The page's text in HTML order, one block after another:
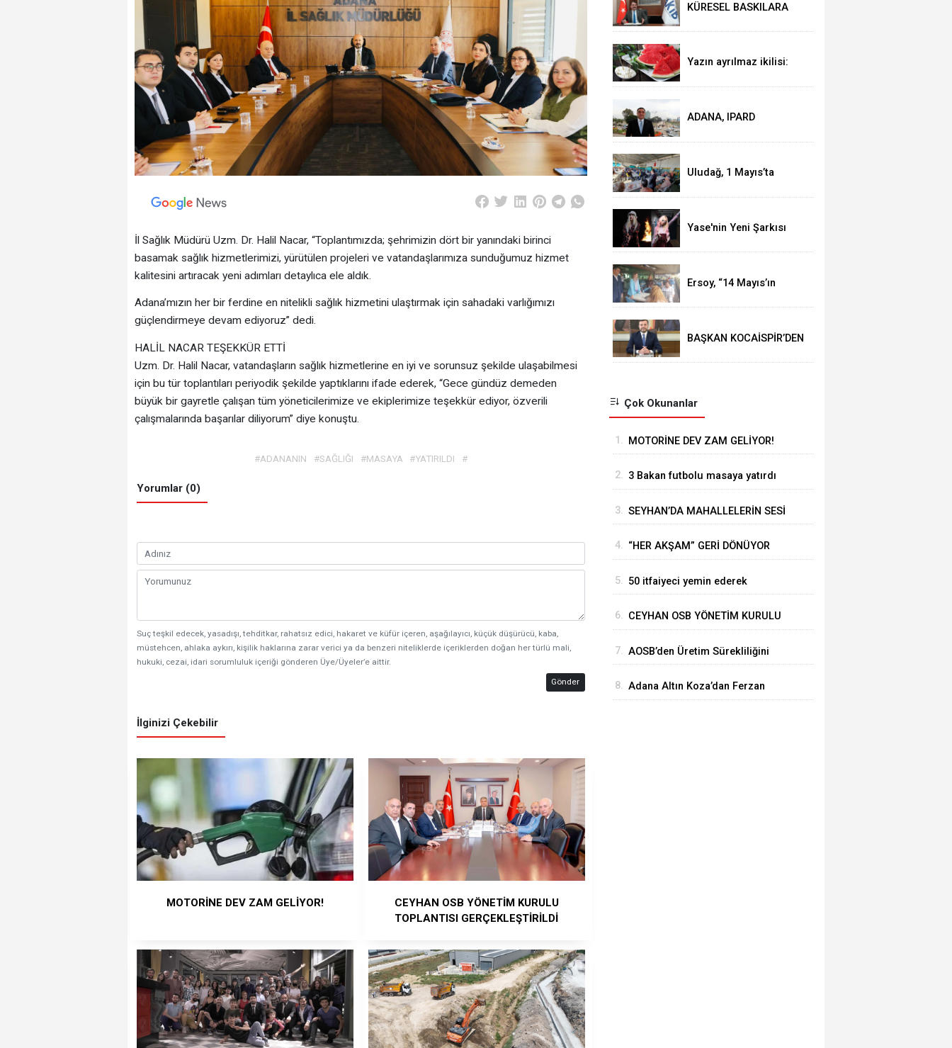
İl Sağlık Müdürü Uzm. Dr. Halil Nacar, “Toplantımızda; şehrimizin dört bir yanındaki birinci
basamak sağlık hizmetlerimizi, yürütülen projeleri ve vatandaşlarımıza sunduğumuz hizmet
kalitesini artıracak yeni adımları detaylıca ele aldık.
Adana’mızın her bir ferdine en nitelikli sağlık hizmetini ulaştırmak için sahadaki varlığımızı
güçlendirmeye devam ediyoruz” dedi.
HALİL NACAR TEŞEKKÜR ETTİ
Uzm. Dr. Halil Nacar, vatandaşların sağlık hizmetlerine en iyi ve sorunsuz şekilde ulaşabilmesi
için bu tür toplantıları periyodik şekilde yaptıklarını ifade ederek, “Gece gündüz demeden
büyük bir gayretle çalışan tüm yöneticilerimize ve ekiplerimize teşekkür ediyor, özverili
çalışmalarında başarılar diliyorum” diye konuştu.
#ADANANIN #SAĞLIĞI #MASAYA #YATIRILDI #
Yorumlar (0)
Suç teşkil edecek, yasadışı, tehditkar, rahatsız edici, hakaret ve küfür içeren, aşağılayıcı, küçük düşürücü, kaba,
müstehcen, ahlaka aykırı, kişilik haklarına zarar verici ya da benzeri niteliklerde içeriklerden doğan her türlü mali,
hukuki, cezai, idari sorumluluk içeriği gönderen Üye/Üyeler’e aittir.
Gönder
İlginizi Çekebilir
MOTORİNE DEV ZAM GELİYOR!
CEYHAN OSB YÖNETİM KURULU
TOPLANTISI GERÇEKLEŞTİRİLDİ
KÜRESEL BASKILARA
293,3 MİLYON DOLARLIK
Yazın ayrılmaz ikilisi:
ADANA, IPARD
Uludağ, 1 Mayıs’ta
Yase'nin Yeni Şarkısı
Buluştu
Ersoy, “14 Mayıs’ın
BAŞKAN KOCAİSPİR’DEN
MESAJI
Çok Okunanlar
1. MOTORİNE DEV ZAM GELİYOR!
2. 3 Bakan futbolu masaya yatırdı
3. SEYHAN’DA MAHALLELERİN SESİ
4. “HER AKŞAM” GERİ DÖNÜYOR
5. 50 itfaiyeci yemin ederek
6. CEYHAN OSB YÖNETİM KURULU
7. ⁠AOSB’den Üretim Sürekliliğini
8. Adana Altın Koza’dan Ferzan